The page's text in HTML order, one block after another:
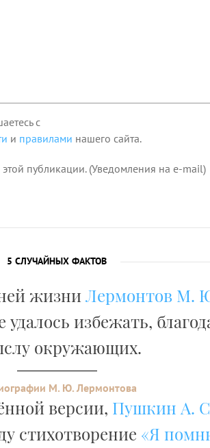
с
и правилами нашего сайта.
публикации. (Уведомления на e-mail)
5 СЛУЧАЙНЫХ ФАКТОВ
жизниЛермонтов М.
избежать,
окружающих.
М. Ю. Лермонтова
версии, Пушкин А.
стихотворение «Я